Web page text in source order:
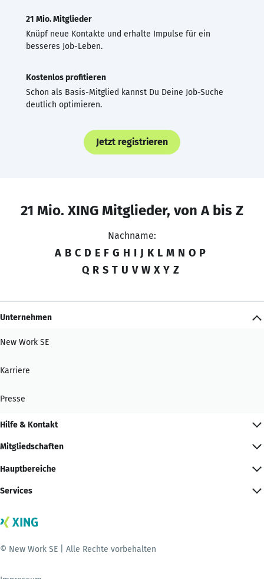
21 Mio. Mitglieder
Knüpf neue Kontakte und erhalte Impulse für ein
besseres Job-Leben.
Kostenlos profitieren
Schon als Basis-Mitglied kannst Du Deine Job-Suche
deutlich optimieren.
Jetzt registrieren
21 Mio. XING Mitglieder, von A bis Z
Nachname:
A B C D E F G H I J K L M N O P
Q R S T U V W X Y Z
Unternehmen
New Work SE
Karriere
Presse
Hilfe & Kontakt
Mitgliedschaften
Hauptbereiche
Services
© New Work SE | Alle Rechte vorbehalten